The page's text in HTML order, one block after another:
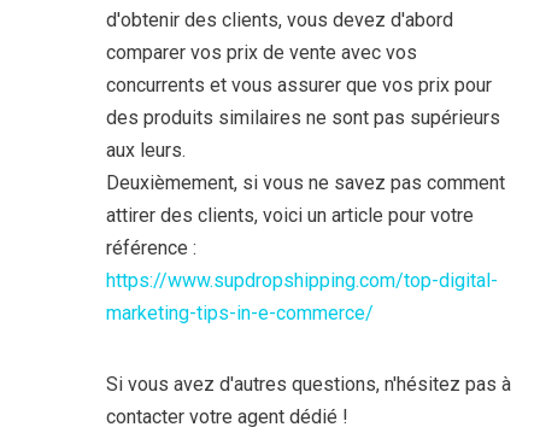
d'obtenir des clients, vous devez d'abord
comparer vos prix de vente avec vos
concurrents et vous assurer que vos prix pour
des produits similaires ne sont pas supérieurs
aux leurs.
Deuxièmement, si vous ne savez pas comment
attirer des clients, voici un article pour votre
référence :
https://www.supdropshipping.com/top-digital-
marketing-tips-in-e-commerce/
Si vous avez d'autres questions, n'hésitez pas à
contacter votre agent dédié !